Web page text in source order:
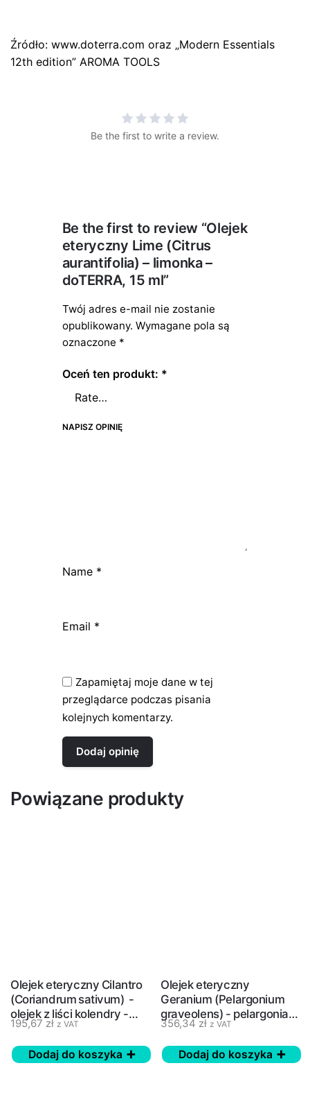
Źródło: www.doterra.com oraz „Modern Essentials
12th edition” AROMA TOOLS
Be the first to write a review.
Be the first to review “Olejek
eteryczny Lime (Citrus
aurantifolia) – limonka –
doTERRA, 15 ml”
Twój adres e-mail nie zostanie
opublikowany. Wymagane pola są
oznaczone *
Oceń ten produkt: *
NAPISZ OPINIĘ
Name *
Email *
Zapamiętaj moje dane w tej
przeglądarce podczas pisania
kolejnych komentarzy.
Powiązane produkty
Olejek eteryczny Cilantro
(Coriandrum sativum) -
olejek z liści kolendry -
doTERRA, 15 ml
195,67 zł z VAT
Dodaj do koszyka
Olejek eteryczny
Geranium (Pelargonium
graveolens) - pelargonia
pachnąca - doTERRA, 15
ml
356,34 zł z VAT
Dodaj do koszyka